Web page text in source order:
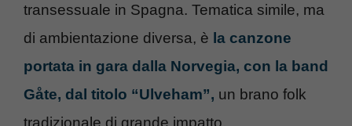
transessuale in Spagna. Tematica simile, ma
di ambientazione diversa, è la canzone
portata in gara dalla Norvegia, con la band
Gåte, dal titolo “Ulveham”, un brano folk
tradizionale di grande impatto.